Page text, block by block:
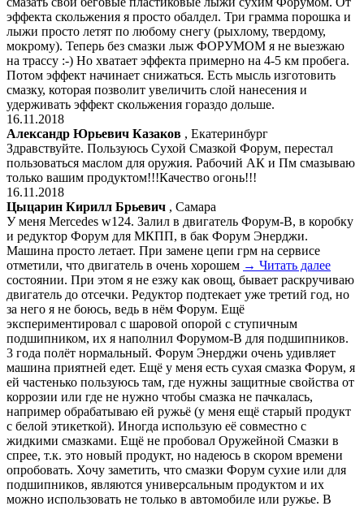
эффекта скольжения я просто обалдел. Три грамма порошка и
лыжи просто летят по любому снегу (рыхлому, твердому,
мокрому). Теперь без смазки лыж ФОРУМОМ я не выезжаю
на трассу :-) Но хватает эффекта примерно на 4-5 км пробега.
Потом эффект начинает снижаться. Есть мысль изготовить
смазку, которая позволит увеличить слой нанесения и
удерживать эффект скольжения гораздо дольше.
16.11.2018
Александр Юрьевич Казаков , Екатеринбург
Здравствуйте. Пользуюсь Сухой Смазкой Форум, перестал
пользоваться маслом для оружия. Рабочий АК и Пм смазываю
только вашим продуктом!!!Качество огонь!!!
16.11.2018
Цыцарин Кирилл Брьевич , Самара
У меня Mercedes w124. Залил в двигатель Форум-В, в коробку
и редуктор Форум для МКПП, в бак Форум Энерджи.
Машина просто летает. При замене цепи грм на сервисе
отметили, что двигатель в очень хорошем → Читать далее
состоянии. При этом я не езжу как овощ, бывает раскручиваю
двигатель до отсечки. Редуктор подтекает уже третий год, но
за него я не боюсь, ведь в нём Форум. Ещё
экспериментировал с шаровой опорой с ступичным
подшипником, их я наполнил Форумом-В для подшипников.
3 года полёт нормальный. Форум Энерджи очень удивляет
машина приятней едет. Ещё у меня есть сухая смазка Форум, я
ей частенько пользуюсь там, где нужны защитные свойства от
коррозии или где не нужно чтобы смазка не пачкалась,
например обрабатываю ей ружьё (у меня ещё старый продукт
с белой этикеткой). Иногда использую её совместно с
жидкими смазками. Ещё не пробовал Оружейной Смазки в
спрее, т.к. это новый продукт, но надеюсь в скором времени
опробовать. Хочу заметить, что смазки Форум сухие или для
подшипников, являются универсальным продуктом и их
можно использовать не только в автомобиле или ружье. В